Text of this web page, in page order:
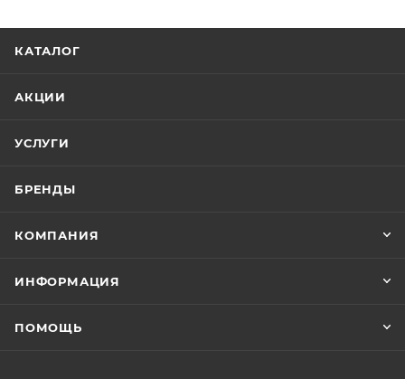
обеспечивает значительное увеличение скорости
работают быстрее, обеспечивают превосходный
КАТАЛОГ
АКЦИИ
УСЛУГИ
БРЕНДЫ
КОМПАНИЯ
ИНФОРМАЦИЯ
ПОМОЩЬ